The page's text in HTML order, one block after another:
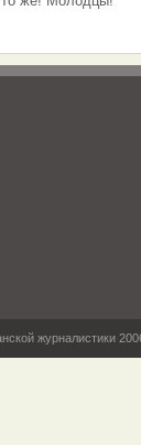
журналистики